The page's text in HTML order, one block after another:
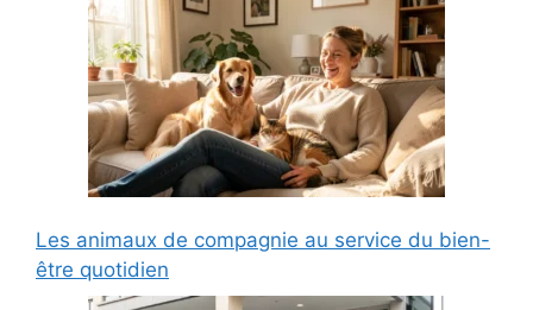
Les animaux de compagnie au service du bien-
être quotidien